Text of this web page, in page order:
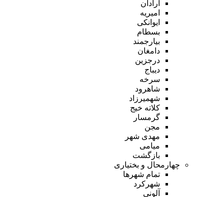
آرادان
امیریه
ایوانکی
بسطام
بیارجمند
دامغان
درجزین
دیباج
سرخه
شاهرود
شهمیرزاد
کلاته خیج
گرمسار
مجن
مهدی شهر
میامی
بازگشت
چهارمحال و بختیاری
تمام شهر‌ها
شهرکرد
آلونی